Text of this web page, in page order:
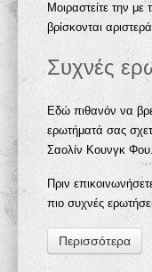
Μοιραστείτε την
βρίσκονται
Συχνές
Εδώ πιθανόν να
ερωτήματά σας
Σαολίν Κουνγκ
Πριν
πιο συχνές
Περισσότερα